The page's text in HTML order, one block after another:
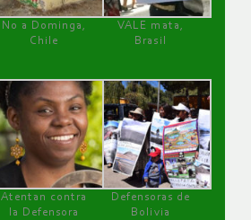
No a Dominga,
Chile
VALE mata,
Brasil
Atentan contra
la Defensora
Defensoras de
Bolivia